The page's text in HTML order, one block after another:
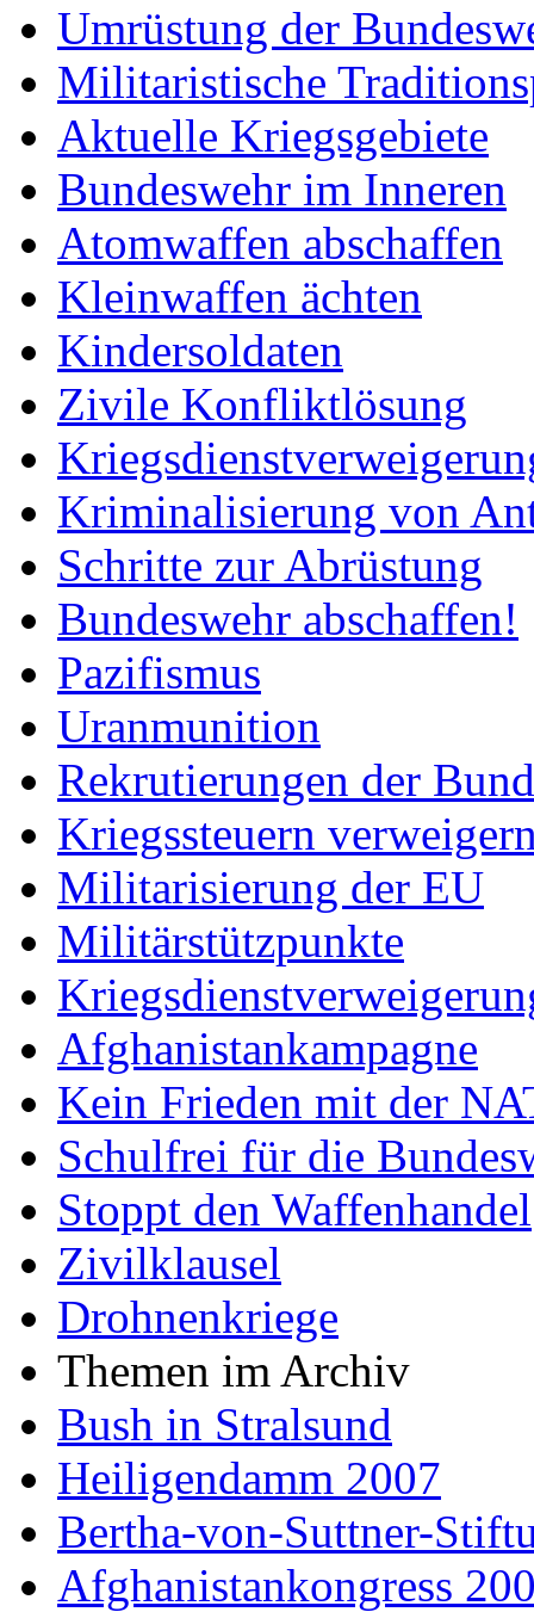
Umrüstung der
Militaristische
Aktuelle Kriegsgebiete
Bundeswehr im Inneren
Atomwaffen abschaffen
Kleinwaffen ächten
Kindersoldaten
Zivile Konfliktlösung
Kriminalisierung von
Schritte zur Abrüstung
Bundeswehr abschaffen!
Pazifismus
Uranmunition
Rekrutierungen der
Kriegssteuern
Militarisierung der EU
Militärstützpunkte
Afghanistankampagne
Kein Frieden mit der
Schulfrei für die
Stoppt den Waffenhandel
Zivilklausel
Drohnenkriege
Themen im Archiv
Bush in Stralsund
Heiligendamm 2007
Bertha-von-Suttner-
Afghanistankongress